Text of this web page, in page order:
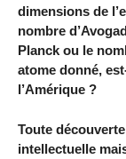
dimensions de
nombre
Planck ou le
atome donné,
l’Amérique ?
Toute
intellectuelle